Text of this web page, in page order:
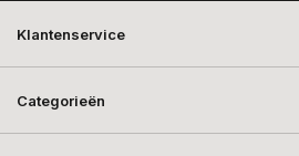
Klantenservice
Categorieën